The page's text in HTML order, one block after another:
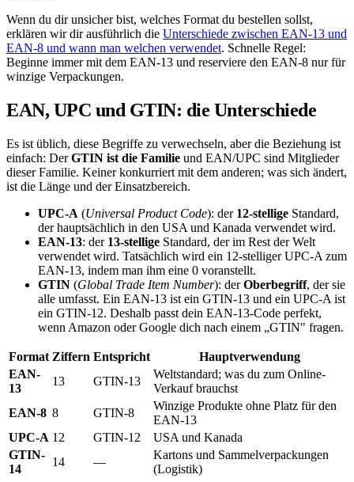
Wenn du dir unsicher bist, welches Format du bestellen sollst,
erklären wir dir ausführlich die Unterschiede zwischen EAN-13 und
EAN-8 und wann man welchen verwendet. Schnelle Regel:
Beginne immer mit dem EAN-13 und reserviere den EAN-8 nur für
winzige Verpackungen.
EAN, UPC und GTIN: die Unterschiede
Es ist üblich, diese Begriffe zu verwechseln, aber die Beziehung ist
einfach: DerGTIN ist die Familie und EAN/UPC sind Mitglieder
dieser Familie. Keiner konkurriert mit dem anderen; was sich ändert,
ist die Länge und der Einsatzbereich.
UPC-A (Universal Product Code): der 12-stellige Standard,
der hauptsächlich in den USA und Kanada verwendet wird.
EAN-13: der 13-stellige Standard, der im Rest der Welt
verwendet wird. Tatsächlich wird ein 12-stelliger UPC-A zum
EAN-13, indem man ihm eine 0 voranstellt.
GTIN (Global Trade Item Number): derOberbegriff, der sie
alle umfasst. Ein EAN-13 ist ein GTIN-13 und ein UPC-A ist
ein GTIN-12. Deshalb passt dein EAN-13-Code perfekt,
wenn Amazon oder Google dich nach einem „GTIN" fragen.
Format Ziffern Entspricht
Hauptverwendung
EAN-
13
13 GTIN-13
Weltstandard; was du zum Online-
Verkauf brauchst
EAN-8 8 GTIN-8
Winzige Produkte ohne Platz für den
EAN-13
UPC-A 12 GTIN-12
USA und Kanada
GTIN-
14
14 —
Kartons und Sammelverpackungen
(Logistik)